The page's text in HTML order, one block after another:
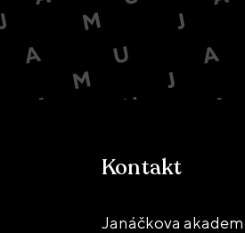
Kontakt
Janáčkova